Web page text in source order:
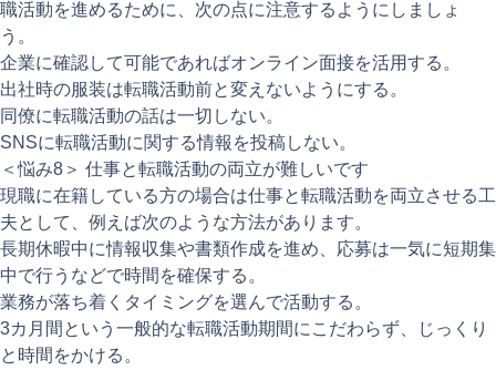
職活動を進めるために、次の点に注意するようにしましょ
う。
企業に確認して可能であればオンライン面接を活用する。
出社時の服装は転職活動前と変えないようにする。
同僚に転職活動の話は一切しない。
SNSに転職活動に関する情報を投稿しない。
＜悩み8＞ 仕事と転職活動の両立が難しいです
現職に在籍している方の場合は仕事と転職活動を両立させる工
夫として、例えば次のような方法があります。
長期休暇中に情報収集や書類作成を進め、応募は一気に短期集
中で行うなどで時間を確保する。
業務が落ち着くタイミングを選んで活動する。
3カ月間という一般的な転職活動期間にこだわらず、じっくり
と時間をかける。